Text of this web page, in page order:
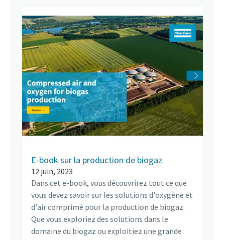
E-book sur la production de biogaz
12 juin, 2023
Dans cet e-book, vous découvrirez tout ce que
vous devez savoir sur les solutions d'oxygène et
d'air comprimé pour la production de biogaz.
Que vous exploriez des solutions dans le
domaine du biogaz ou exploitiez une grande